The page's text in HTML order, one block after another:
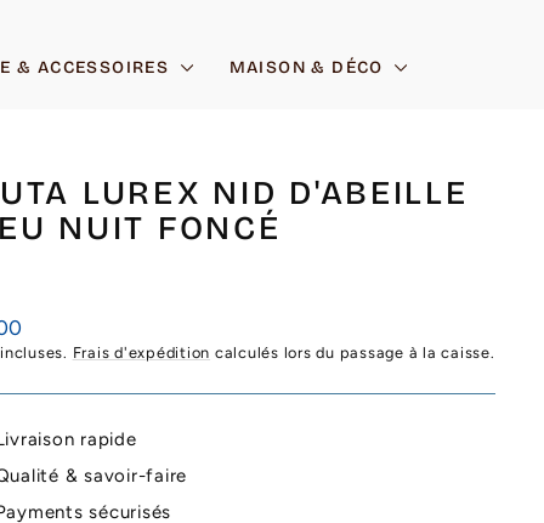
& ACCESSOIRES MAISON & DÉCO
LUREX NID D'ABEILLE
NUIT FONCÉ
Frais d'expédition calculés lors du passage à la caisse.
rapide
& savoir-faire
sécurisés